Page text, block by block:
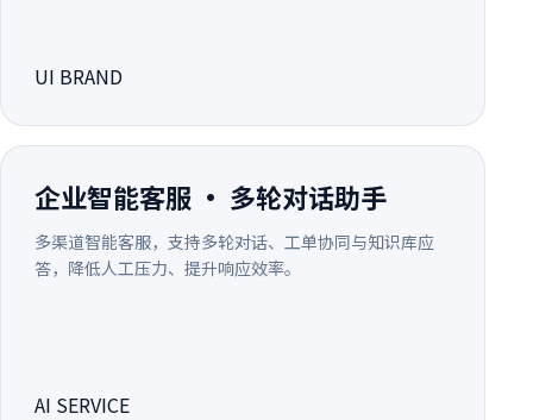
UI BRAND
企业智能客服 · 多轮对话助手
多渠道智能客服，支持多轮对话、工单协同与知识库应
答，降低人工压力、提升响应效率。
AI SERVICE